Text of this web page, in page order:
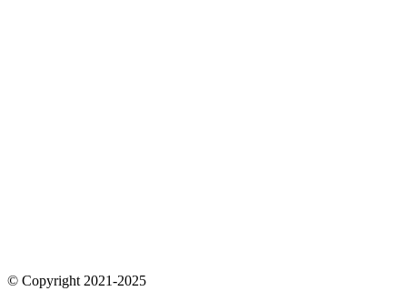
© Copyright 2021-2025